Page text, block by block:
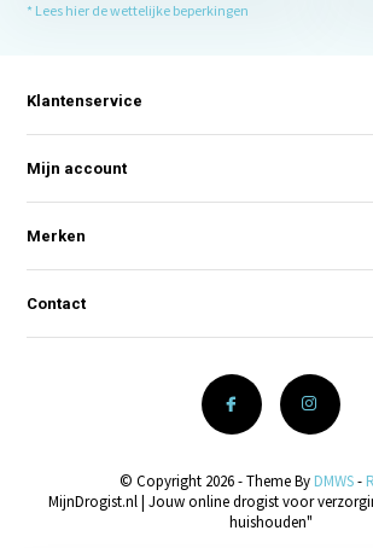
* Lees hier de wettelijke beperkingen
Klantenservice
Mijn account
Merken
Contact
© Copyright 2026 - Theme By DMWS-
MijnDrogist.nl | Jouw online drogist voor
huishouden"